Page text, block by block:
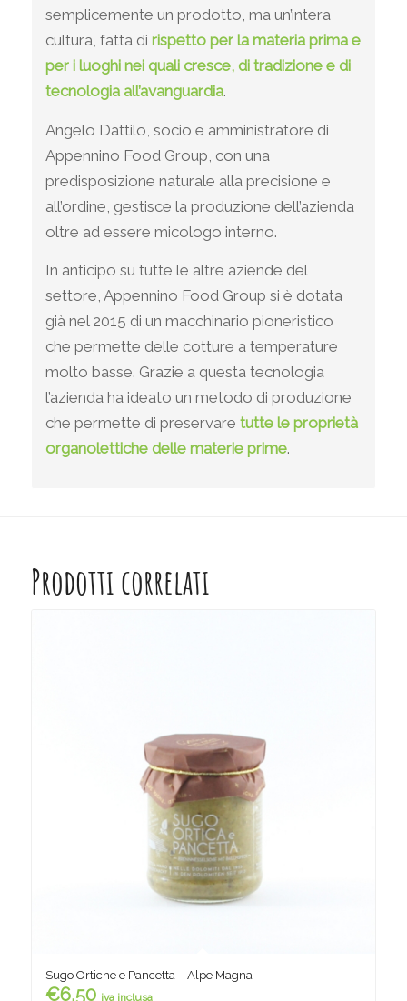
semplicemente un prodotto, ma un’intera
cultura, fatta di rispetto per la materia prima e
per i luoghi nei quali cresce, di tradizione e di
tecnologia all’avanguardia.
Angelo Dattilo, socio e amministratore di
Appennino Food Group, con una
predisposizione naturale alla precisione e
all’ordine, gestisce la produzione dell’azienda
oltre ad essere micologo interno.
In anticipo su tutte le altre aziende del
settore, Appennino Food Group si è dotata
già nel 2015 di un macchinario pioneristico
che permette delle cotture a temperature
molto basse. Grazie a questa tecnologia
l’azienda ha ideato un metodo di produzione
che permette di preservare tutte le proprietà
organolettiche delle materie prime.
Prodotti correlati
Sugo Ortiche e Pancetta – Alpe Magna
€6,50 iva inclusa